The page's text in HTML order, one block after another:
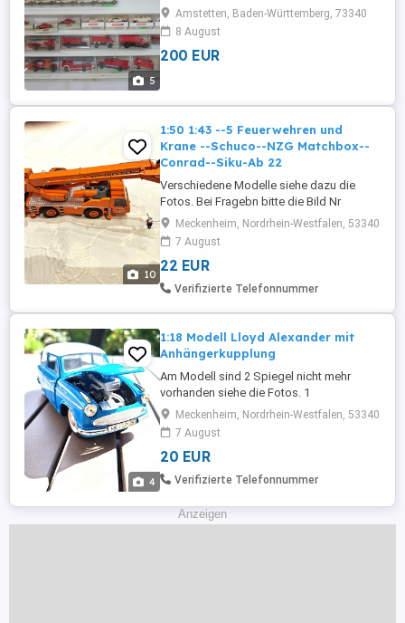
5
H0.neuwertig unbespielt OVP. Der
Setzkasten gehört nicht zum Angbot!!
Vitrinenmodelle aus Tielosem
Nichtraucherhaushalt Die Bilder sind
Überweisung Kein Paypal ...
Amstetten, Baden-Württemberg, 73340
8 August
200 EUR
10
1:50 1:43 --5 Feuerwehren und
Krane --Schuco--NZG Matchbox--
Conrad--Siku-Ab 22
Verschiedene Modelle siehe dazu die
Fotos. Bei Fragebn bitte die Bild Nr
angeben--Schuco--NZG--Matchbox--
Conrad-Siku- Zustand gut, aber dann nach
dem Modell fragen und ich sehe
danach.Preise sind verschieden Privater
Verkauf meiner Sammlung iohne Garantie
Meckenheim, Nordrhein-Westfalen, 53340
7 August
22 EUR
Verifizierte Telefonnummer
4
1:18 Modell Lloyd Alexander mit
Anhängerkupplung
Am Modell sind 2 Spiegel nicht mehr
vorhanden siehe die Fotos. 1
Wohnwagenspiegel ist noch am voreren
Holmen. Privater Verkauf ohne Garantie
und Rücknahme-
Meckenheim, Nordrhein-Westfalen, 53340
7 August
20 EUR
Verifizierte Telefonnummer
Anzeigen